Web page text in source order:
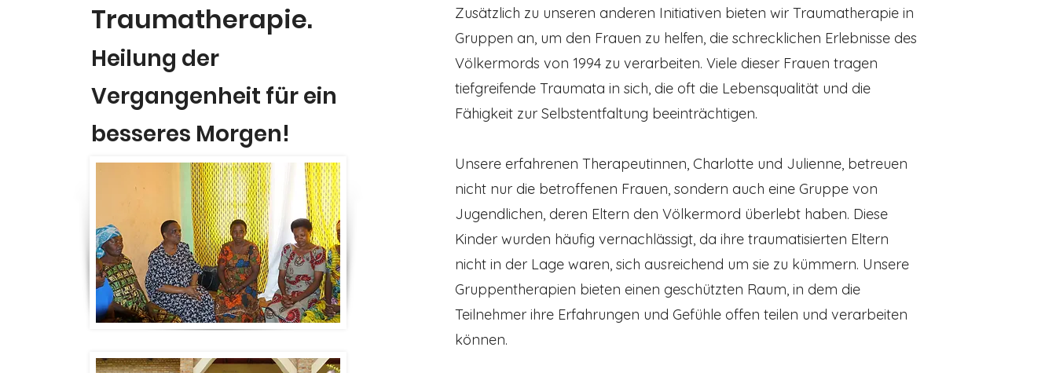
Traumatherapie.
Heilung der
Vergangenheit für ein
besseres Morgen!
Zusätzlich zu unseren anderen Initiativen bieten wir Traumatherapie in
Gruppen an, um den Frauen zu helfen, die schrecklichen Erlebnisse des
Völkermords von 1994 zu verarbeiten. Viele dieser Frauen tragen
tiefgreifende Traumata in sich, die oft die Lebensqualität und die
Fähigkeit zur Selbstentfaltung beeinträchtigen.
Unsere erfahrenen Therapeutinnen, Charlotte und Julienne, betreuen
nicht nur die betroffenen Frauen, sondern auch eine Gruppe von
Jugendlichen, deren Eltern den Völkermord überlebt haben. Diese
Kinder wurden häufig vernachlässigt, da ihre traumatisierten Eltern
nicht in der Lage waren, sich ausreichend um sie zu kümmern. Unsere
Gruppentherapien bieten einen geschützten Raum, in dem die
Teilnehmer ihre Erfahrungen und Gefühle offen teilen und verarbeiten
können.